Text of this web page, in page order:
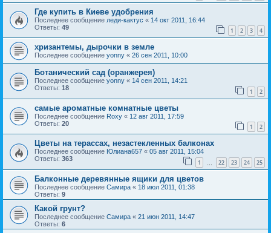
Где купить в Киеве удобрения
Последнее сообщение леди-кактус « 14 окт 2011, 16:44
Ответы: 49 1 2 3 4
хризантемы, дырочки в земле
Последнее сообщение yonny « 26 сен 2011, 10:00
Ботанический сад (оранжерея)
Последнее сообщение yonny « 14 сен 2011, 14:21
Ответы: 18 1 2
самые ароматные комнатные цветы
Последнее сообщение Roxy « 12 авг 2011, 17:59
Ответы: 20 1 2
Цветы на терассах, незастекленных балконах
Последнее сообщение Юлиана657 « 05 авг 2011, 15:04
Ответы: 363 1 22 23 24 25
Балконные деревянные ящики для цветов
Последнее сообщение Самира « 18 июл 2011, 01:38
Ответы: 9
Какой грунт?
Последнее сообщение Самира « 21 июн 2011, 14:47
Ответы: 6